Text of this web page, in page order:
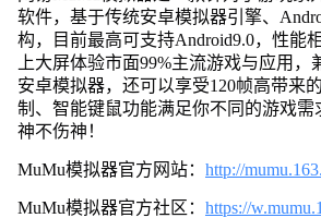
软件，基于传统安卓模拟器引擎、
构，目前最高可支持Android9.0，性能
上大屏体验市面99%主流游戏与应用
安卓模拟器，还可以享受120帧高带来
制、智能键鼠功能满足你不同的游戏需
神不伤神！
MuMu模拟器官方网站： http://
MuMu模拟器官方社区： https://